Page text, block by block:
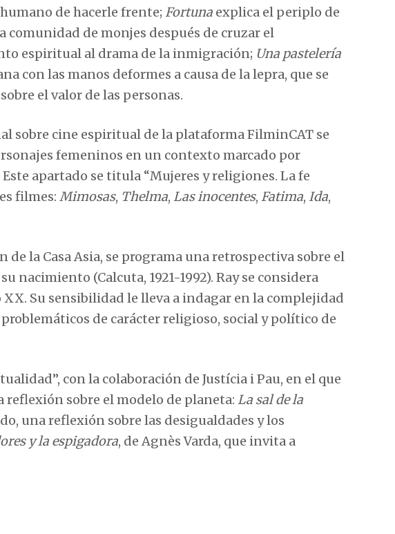
de hacerle frente; Fortuna explica el periplo de
de monjes después de cruzar el
espiritual al drama de la inmigración; Una pastelería
con las manos deformes a causa de la lepra, que se
el valor de las personas.
sobre cine espiritual de la plataforma FilminCAT se
femeninos en un contexto marcado por
apartado se titula “Mujeres y religiones. La fe
filmes: Mimosas, Thelma, Las inocentes, Fatima, Ida,
la Casa Asia, se programa una retrospectiva sobre el
nacimiento (Calcuta, 1921-1992). Ray se considera
Su sensibilidad le lleva a indagar en la complejidad
de carácter religioso, social y político de
con la colaboración de Justícia i Pau, en el que
reflexión sobre el modelo de planeta: La sal de la
una reflexión sobre las desigualdades y los
y la espigadora, de Agnès Varda, que invita a